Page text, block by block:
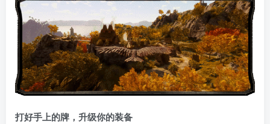
打好手上的牌，升级你的装备